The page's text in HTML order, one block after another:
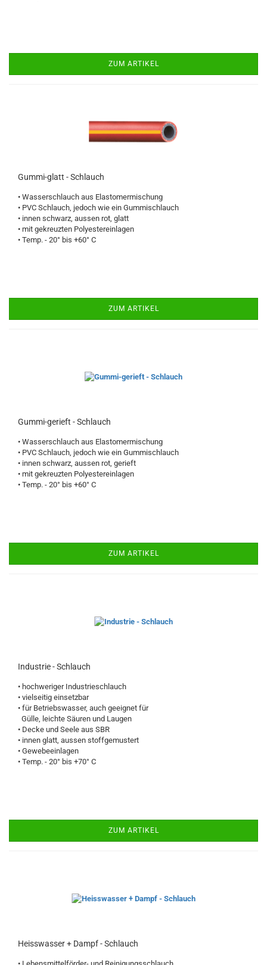
ZUM ARTIKEL
Gummi-glatt - Schlauch
• Wasserschlauch aus Elastomermischung
• PVC Schlauch, jedoch wie ein Gummischlauch
• innen schwarz, aussen rot, glatt
• mit gekreuzten Polyestereinlagen
• Temp. - 20° bis +60° C
ZUM ARTIKEL
Gummi-gerieft - Schlauch
• Wasserschlauch aus Elastomermischung
• PVC Schlauch, jedoch wie ein Gummischlauch
• innen schwarz, aussen rot, gerieft
• mit gekreuzten Polyestereinlagen
• Temp. - 20° bis +60° C
ZUM ARTIKEL
Industrie - Schlauch
• hochweriger Industrieschlauch
• vielseitig einsetzbar
• für Betriebswasser, auch geeignet für
Gülle, leichte Säuren und Laugen
• Decke und Seele aus SBR
• innen glatt, aussen stoffgemustert
• Gewebeeinlagen
• Temp. - 20° bis +70° C
ZUM ARTIKEL
Heisswasser + Dampf - Schlauch